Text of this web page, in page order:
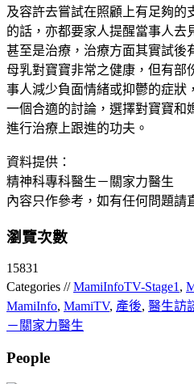
及容許去嘗試在照顧上有足夠的
的話，亦都要家人提醒當事人去
甚至是治療，治療方面其實試後
母乳對寶寶非常之健康，但有部
事人減少負面情緒或抑鬱的症狀
一個合適的討論，選擇對寶寶和
進行治療上跟進的功夫。
資料提供：
精神科專科醫生－關家力醫生
內容只作參考，如有任何問題請
瀏覽次數
15831
Categories //MamiInfoTV-Stage1 ,
MamiInfo, MamiTV, 產後, 醫生訪
－關家力醫生
People